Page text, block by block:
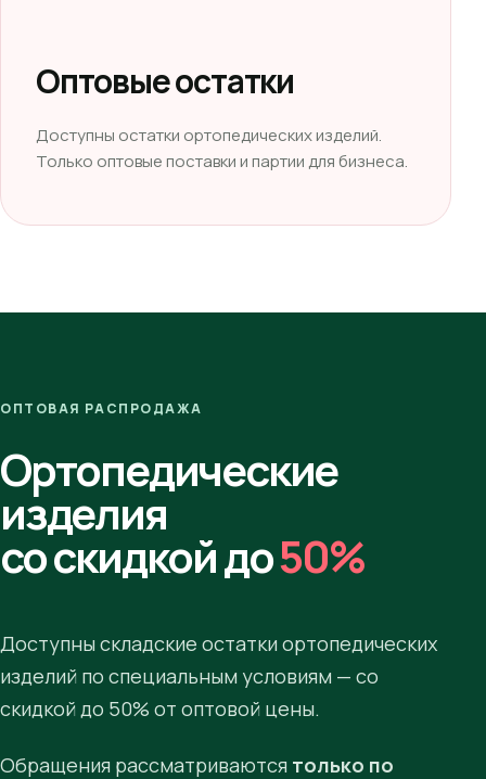
Оптовые остатки
Доступны остатки ортопедических изделий.
Только оптовые поставки и партии для бизнеса.
ОПТОВАЯ РАСПРОДАЖА
Ортопедические
изделия
со скидкой до50%
Доступны складские остатки ортопедических
изделий по специальным условиям — со
скидкой до 50% от оптовой цены.
Обращения рассматриваются только по